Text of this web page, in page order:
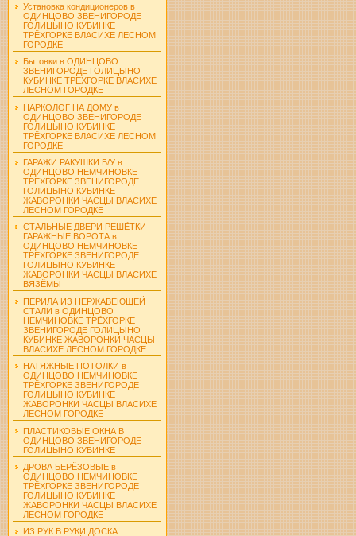
Установка кондиционеров в
ОДИНЦОВО ЗВЕНИГОРОДЕ
ГОЛИЦЫНО КУБИНКЕ
ТРЁХГОРКЕ ВЛАСИХЕ ЛЕСНОМ
ГОРОДКЕ
Бытовки в ОДИНЦОВО
ЗВЕНИГОРОДЕ ГОЛИЦЫНО
КУБИНКЕ ТРЁХГОРКЕ ВЛАСИХЕ
ЛЕСНОМ ГОРОДКЕ
НАРКОЛОГ НА ДОМУ в
ОДИНЦОВО ЗВЕНИГОРОДЕ
ГОЛИЦЫНО КУБИНКЕ
ТРЁХГОРКЕ ВЛАСИХЕ ЛЕСНОМ
ГОРОДКЕ
ГАРАЖИ РАКУШКИ Б/У в
ОДИНЦОВО НЕМЧИНОВКЕ
ТРЁХГОРКЕ ЗВЕНИГОРОДЕ
ГОЛИЦЫНО КУБИНКЕ
ЖАВОРОНКИ ЧАСЦЫ ВЛАСИХЕ
ЛЕСНОМ ГОРОДКЕ
СТАЛЬНЫЕ ДВЕРИ РЕШЁТКИ
ГАРАЖНЫЕ ВОРОТА в
ОДИНЦОВО НЕМЧИНОВКЕ
ТРЁХГОРКЕ ЗВЕНИГОРОДЕ
ГОЛИЦЫНО КУБИНКЕ
ЖАВОРОНКИ ЧАСЦЫ ВЛАСИХЕ
ВЯЗЁМЫ
ПЕРИЛА ИЗ НЕРЖАВЕЮЩЕЙ
СТАЛИ в ОДИНЦОВО
НЕМЧИНОВКЕ ТРЁХГОРКЕ
ЗВЕНИГОРОДЕ ГОЛИЦЫНО
КУБИНКЕ ЖАВОРОНКИ ЧАСЦЫ
ВЛАСИХЕ ЛЕСНОМ ГОРОДКЕ
НАТЯЖНЫЕ ПОТОЛКИ в
ОДИНЦОВО НЕМЧИНОВКЕ
ТРЁХГОРКЕ ЗВЕНИГОРОДЕ
ГОЛИЦЫНО КУБИНКЕ
ЖАВОРОНКИ ЧАСЦЫ ВЛАСИХЕ
ЛЕСНОМ ГОРОДКЕ
ПЛАСТИКОВЫЕ ОКНА В
ОДИНЦОВО ЗВЕНИГОРОДЕ
ГОЛИЦЫНО КУБИНКЕ
ДРОВА БЕРЁЗОВЫЕ в
ОДИНЦОВО НЕМЧИНОВКЕ
ТРЁХГОРКЕ ЗВЕНИГОРОДЕ
ГОЛИЦЫНО КУБИНКЕ
ЖАВОРОНКИ ЧАСЦЫ ВЛАСИХЕ
ЛЕСНОМ ГОРОДКЕ
ИЗ РУК В РУКИ ДОСКА